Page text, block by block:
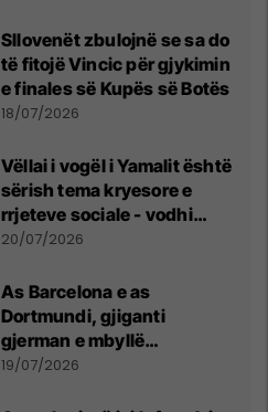
Sllovenët zbulojnë se sa do
të fitojë Vincic për gjykimin
e finales së Kupës së Botës
18/07/2026
Vëllai i vogël i Yamalit është
sërish tema kryesore e
rrjeteve sociale - vodhi
vëmendjen pas finales së
20/07/2026
As Barcelona e as
Dortmundi, gjiganti
gjerman e mbyllë
marrëveshjen për Fisnik
19/07/2026